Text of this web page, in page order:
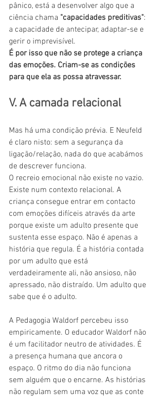
pânico, está a desenvolver algo que a
ciência chama "capacidades preditivas":
a capacidade de antecipar, adaptar-se e
gerir o imprevisível.
É por isso que não se protege a criança
das emoções. Criam-se as condições
para que ela as possa atravessar.
V. A camada relacional
Mas há uma condição prévia. E Neufeld
é claro nisto: sem a segurança da
ligação/relação, nada do que acabámos
de descrever funciona.
O recreio emocional não existe no vazio.
Existe num contexto relacional. A
criança consegue entrar em contacto
com emoções difíceis através da arte
porque existe um adulto presente que
sustenta esse espaço. Não é apenas a
história que regula. É a história contada
por um adulto que está
verdadeiramente ali, não ansioso, não
apressado, não distraído. Um adulto que
sabe que é o adulto.
A Pedagogia Waldorf percebeu isso
empiricamente. O educador Waldorf não
é um facilitador neutro de atividades. É
a presença humana que ancora o
espaço. O ritmo do dia não funciona
sem alguém que o encarne. As histórias
não regulam sem uma voz que as conte